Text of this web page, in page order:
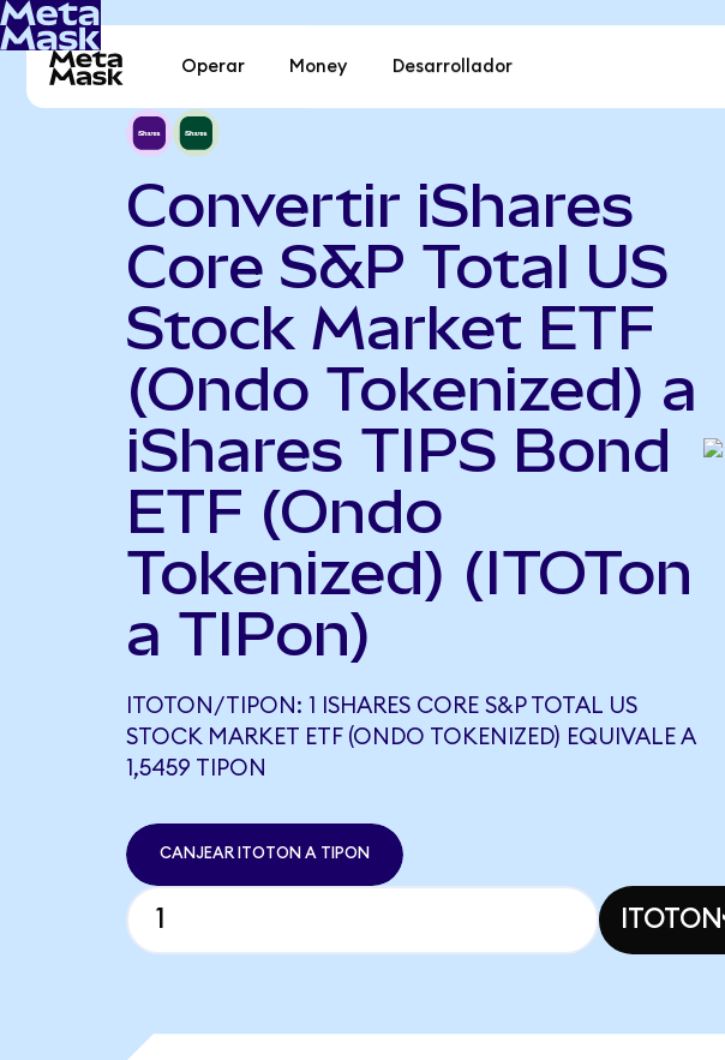
Operar Money Desarrollador
Convertir iShares
Core S&P Total US
Stock Market ETF
(Ondo Tokenized) a
iShares TIPS Bond
ETF (Ondo
Tokenized) (ITOTon
a TIPon)
ITOTON/TIPON: 1 ISHARES CORE S&P TOTAL US
STOCK MARKET ETF (ONDO TOKENIZED) EQUIVALE A
1,5459 TIPON
CANJEAR ITOTON A TIPON
ITOTON